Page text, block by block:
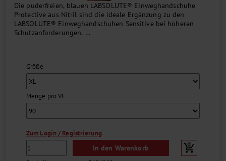
Die puderfreien, blauen LABSOLUTE® Einweghandschuhe
Protective aus Nitril sind die ideale Ergänzung zu den
LABSOLUTE® Einweghandschuhen Sensitive bei höheren
Schutzanforderungen.
Größe
Menge pro VE
Zum Login / Registrierung
In den Warenkorb